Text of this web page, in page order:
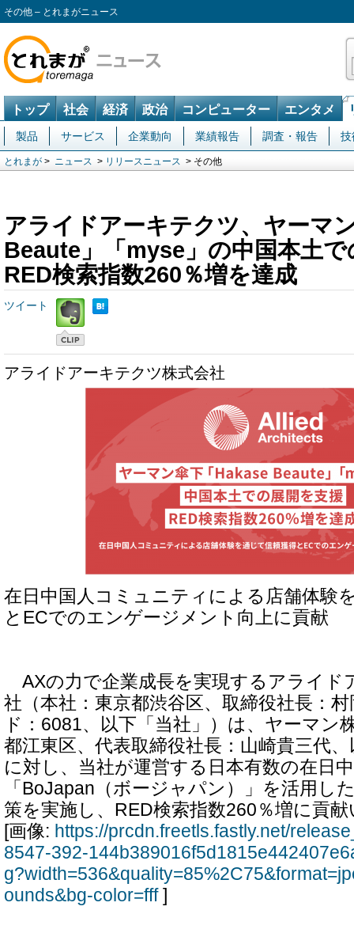
その他 – とれまがニュース
トップ 社会 経済 政治 コンピューター エンタメ
製品 サービス 企業動向 業績報告 調査・報告 技
とれまが > ニュース > リリースニュース > その他
アライドアーキテクツ、ヤーマ
Beaute」「myse」の中国本土で
RED検索指数260％増を達成
ツイート
アライドアーキテクツ株式会社
在日中国人コミュニティによる店舗体験
とECでのエンゲージメント向上に貢献
AXの力で企業成長を実現するアライド
社（本社：東京都渋谷区、取締役社長：
ド：6081、以下「当社」）は、ヤーマン
都江東区、代表取締役社長：山崎貴三代
に対し、当社が運営する日本有数の在日
「BoJapan（ボージャパン）」を活用し
策を実施し、RED検索指数260％増に貢
[画像: https://prcdn.freetls.fastly.net/
8547-392-
ounds&bg-color=fff]